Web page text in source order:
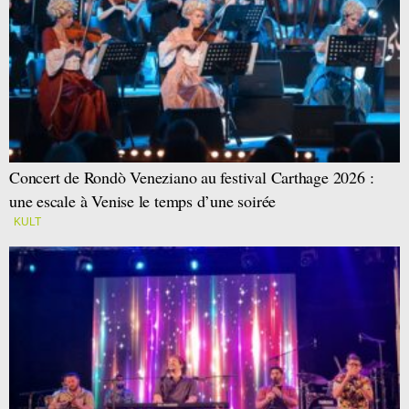
Concert de Rondò Veneziano au festival Carthage 2026 :
une escale à Venise le temps d’une soirée
KULT